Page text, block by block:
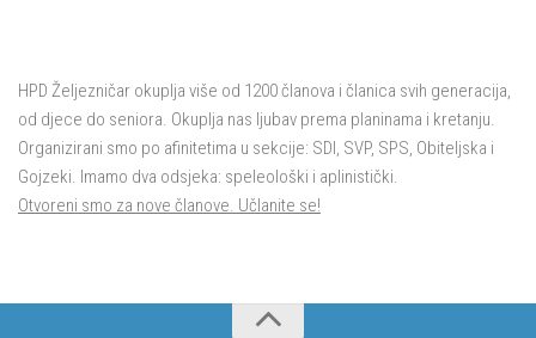
HPD Željezničar okuplja više od 1200 članova i članica svih generacija,
od djece do seniora. Okuplja nas ljubav prema planinama i kretanju.
Organizirani smo po afinitetima u sekcije: SDI, SVP, SPS, Obiteljska i
Gojzeki. Imamo dva odsjeka: speleološki i aplinistički.
Otvoreni smo za nove članove. Učlanite se!